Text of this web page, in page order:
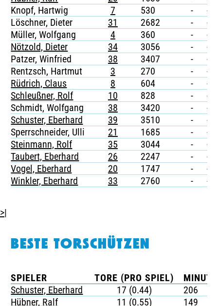
Knopf, Hartwig
7 530 -
-
Löschner, Dieter
31 2682 -
-
Müller, Wolfgang
4 360 -
-
Nötzold, Dieter
34 3056 -
-
Patzer, Winfried
38 3407 -
-
Rentzsch, Hartmut
3 270 -
-
Rüdrich, Claus
8 604 -
-
Schleußner, Rolf
10 828 -
-
Schmidt, Wolfgang
38 3420 -
-
Schuster, Eberhard
39 3510 -
-
Sperrschneider, Ulli
21 1685 -
-
Steinmann, Rolf
35 3044 -
-
Taubert, Eberhard
26 2247 -
-
Vogel, Eberhard
20 1747 -
-
Winkler, Eberhard
33 2760 - -
>|
BESTE TORSCHÜTZEN
SPIELER TORE (PRO SPIEL)
Schuster, Eberhard
17 (0.44)
206
Hübner, Ralf
11 (0.55)
149